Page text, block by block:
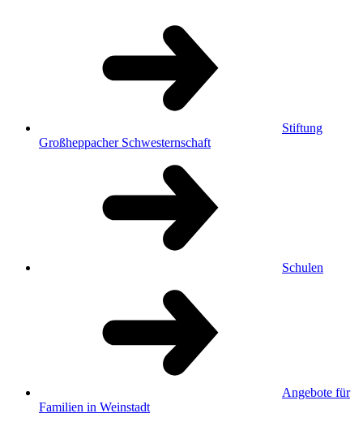
Stiftung
Großheppacher Schwesternschaft
Schulen
Angebote für
Familien in Weinstadt